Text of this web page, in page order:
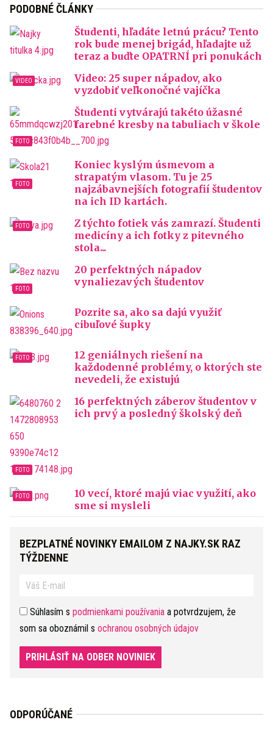
PODOBNÉ ČLÁNKY
Študenti, hľadáte letnú prácu? Tento
rok bude menej brigád, hľadajte už
teraz a buďte OPATRNÍ pri ponukách
Video: 25 super nápadov, ako
vyzdobiť veľkonočné vajíčka
Študenti vytvárajú takéto úžasné
farebné kresby na tabuliach v škole
Koniec kyslým úsmevom a
strapatým vlasom. Tu je 25
najzábavnejších fotografií študentov
na ich ID kartách.
Z týchto fotiek vás zamrazí. Študenti
medicíny a ich fotky z pitevného
stola...
20 perfektných nápadov
vynaliezavých študentov
Pozrite sa, ako sa dajú využiť
cibuľové šupky
12 geniálnych riešení na
každodenné problémy, o ktorých ste
nevedeli, že existujú
16 perfektných záberov študentov v
ich prvý a posledný školský deň
10 vecí, ktoré majú viac využití, ako
sme si mysleli
BEZPLATNÉ NOVINKY EMAILOM Z NAJKY.SK RAZ
TÝŽDENNE
Súhlasím s podmienkami používania a potvrdzujem, že
som sa oboznámil s ochranou osobných údajov
PRIHLÁSIŤ NA ODBER NOVINIEK
ODPORÚČANÉ